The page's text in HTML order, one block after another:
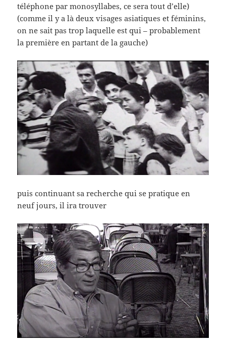
téléphone par monosyllabes, ce sera tout d’elle)
(comme il y a là deux visages asiatiques et féminins,
on ne sait pas trop laquelle est qui – probablement
la première en partant de la gauche)
puis continuant sa recherche qui se pratique en
neuf jours, il ira trouver